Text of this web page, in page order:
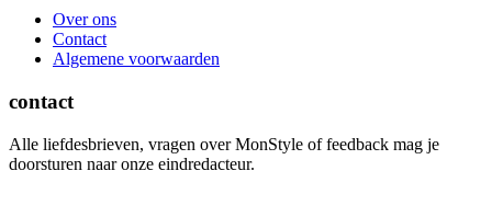
Over ons
Contact
Algemene voorwaarden
contact
Alle liefdesbrieven, vragen over MonStyle of feedback mag je
doorsturen naar onze eindredacteur.